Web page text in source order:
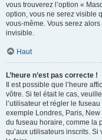
vous trouverez l’option «
option, vous ne serez visible
vous-même. Vous serez
invisible.
Haut
L’heure n’est pas correcte !
Il est possible que l’heure
vôtre. Si tel était le cas,
l’utilisateur et régler le
exemple Londres, Paris,
du fuseau horaire, comme la
qu’aux utilisateurs inscrits. Si